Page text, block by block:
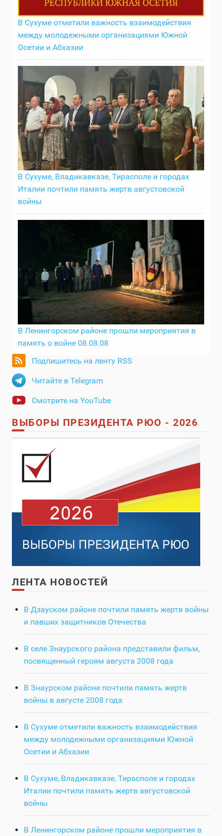
В Сухуме отметили важность взаимодействия
между молодежными организациями Южной
Осетии и Абхазии
В Сухуме, Владикавказе, Тирасполе и городах
Италии почтили память жертв августовской
войны
В Ленингорском районе прошли мероприятия в
память о войне 08.08.08
Подпишитесь на ленту RSS
Читайте в Telegram
Смотрите на YouTube
ВЫБОРЫ ПРЕЗИДЕНТА РЮО - 2026
ЛЕНТА НОВОСТЕЙ
В Дзауском районе почтили память жертв войны
и павших защитников Отечества
В селе Знаурского района представили фильм,
посвященный героям августа 2008 года
В Знаурском районе почтили память жертв
войны в августе 2008 года
В Сухуме отметили важность взаимодействия
между молодежными организациями Южной
Осетии и Абхазии
В Сухуме, Владикавказе, Тирасполе и городах
Италии почтили память жертв августовской
войны
В Ленингорском районе прошли мероприятия в